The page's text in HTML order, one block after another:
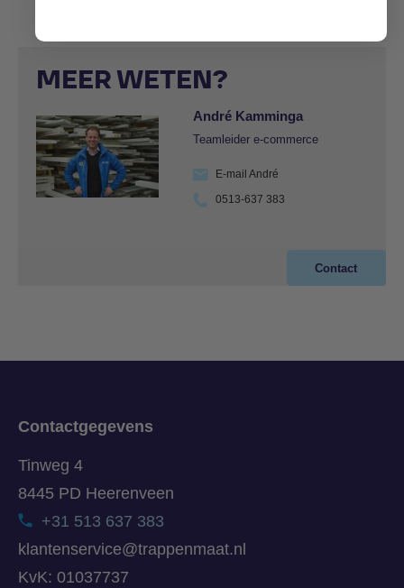
MEER WETEN?
André Kamminga
Teamleider e-commerce
E-mail André
0513-637 383
Contact
Contactgegevens
Tinweg 4
8445 PD Heerenveen
+31 513 637 383
klantenservice@trappenmaat.nl
KvK: 01037737